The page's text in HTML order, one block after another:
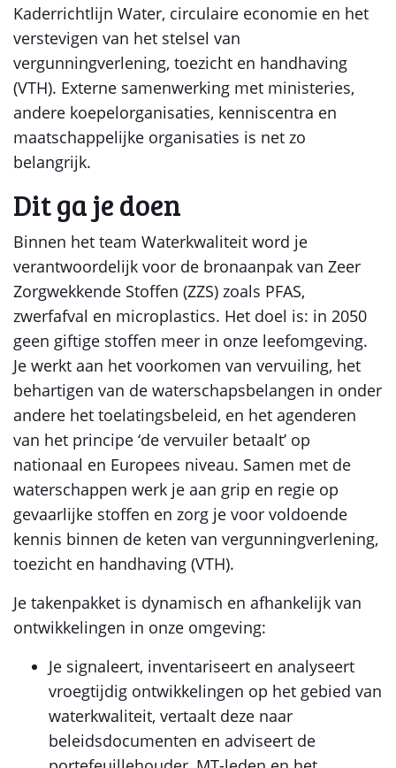
Kaderrichtlijn Water, circulaire economie en het
verstevigen van het stelsel van
vergunningverlening, toezicht en handhaving
(VTH). Externe samenwerking met ministeries,
andere koepelorganisaties, kenniscentra en
maatschappelijke organisaties is net zo
belangrijk.
Dit ga je doen
Binnen het team Waterkwaliteit word je
verantwoordelijk voor de bronaanpak van Zeer
Zorgwekkende Stoffen (ZZS) zoals PFAS,
zwerfafval en microplastics. Het doel is: in 2050
geen giftige stoffen meer in onze leefomgeving.
Je werkt aan het voorkomen van vervuiling, het
behartigen van de waterschapsbelangen in onder
andere het toelatingsbeleid, en het agenderen
van het principe ‘de vervuiler betaalt’ op
nationaal en Europees niveau. Samen met de
waterschappen werk je aan grip en regie op
gevaarlijke stoffen en zorg je voor voldoende
kennis binnen de keten van vergunningverlening,
toezicht en handhaving (VTH).
Je takenpakket is dynamisch en afhankelijk van
ontwikkelingen in onze omgeving:
Je signaleert, inventariseert en analyseert
vroegtijdig ontwikkelingen op het gebied van
waterkwaliteit, vertaalt deze naar
beleidsdocumenten en adviseert de